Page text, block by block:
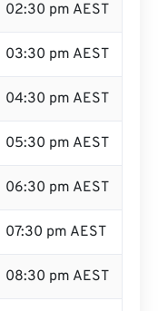
02:30 pm AEST
03:30 pm AEST
04:30 pm AEST
05:30 pm AEST
06:30 pm AEST
07:30 pm AEST
08:30 pm AEST